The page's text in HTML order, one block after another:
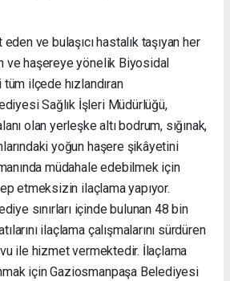
eden ve bulaşıcı hastalık taşıyan her
ve haşereye yönelik Biyosidal
ilçede hızlandıran
Sağlık İşleri Müdürlüğü,
olan yerleşke altı bodrum, sığınak,
yoğun haşere şikâyetini
müdahale edebilmek için
etmeksizin ilaçlama yapıyor.
sınırları içinde bulunan 48 bin
ilaçlama çalışmalarını sürdüren
ile hizmet vermektedir. İlaçlama
için Gaziosmanpaşa Belediyesi